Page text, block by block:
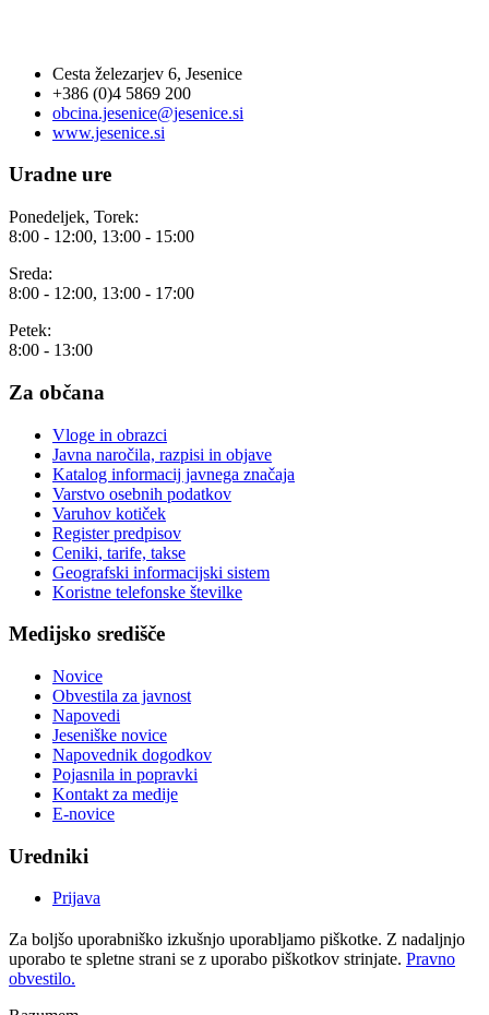
Cesta železarjev 6, Jesenice
+386 (0)4 5869 200
obcina.jesenice@jesenice.si
www.jesenice.si
Uradne ure
Ponedeljek, Torek:
8:00 - 12:00, 13:00 - 15:00
Sreda:
8:00 - 12:00, 13:00 - 17:00
Petek:
8:00 - 13:00
Za občana
Vloge in obrazci
Javna naročila, razpisi in objave
Katalog informacij javnega značaja
Varstvo osebnih podatkov
Varuhov kotiček
Register predpisov
Ceniki, tarife, takse
Geografski informacijski sistem
Koristne telefonske številke
Medijsko središče
Novice
Obvestila za javnost
Napovedi
Jeseniške novice
Napovednik dogodkov
Pojasnila in popravki
Kontakt za medije
E-novice
Uredniki
Prijava
Za boljšo uporabniško izkušnjo uporabljamo piškotke. Z nadaljnjo
uporabo te spletne strani se z uporabo piškotkov strinjate. Pravno
obvestilo.